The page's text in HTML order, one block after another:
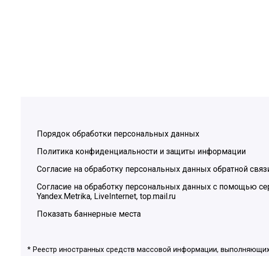
Порядок обработки персональных данных
Политика конфиденциальности и защиты информации
Согласие на обработку персональных данных обратной
Согласие на обработку персональных данных с помощью
Yandex.Metrika, LiveInternet, top.mail.ru
Показать баннерные места
* Реестр иностранных средств массовой информации,